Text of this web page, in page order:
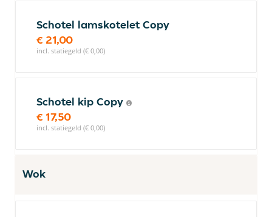
Schotel lamskotelet Copy
€ 21,00
incl. statiegeld (€ 0,00)
Schotel kip Copy
€ 17,50
incl. statiegeld (€ 0,00)
Wok